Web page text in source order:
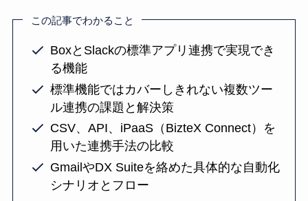
この記事でわかること
BoxとSlackの標準アプリ連携で実現でき
る機能
標準機能ではカバーしきれない複数ツー
ル連携の課題と解決策
CSV、API、iPaaS（BizteX Connect）を
用いた連携手法の比較
GmailやDX Suiteを絡めた具体的な自動化
シナリオとフロー